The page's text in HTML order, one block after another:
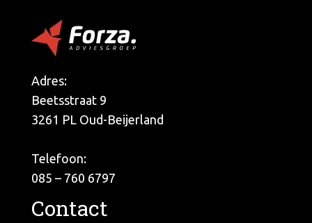
Adres:
Beetsstraat 9
3261 PL Oud-Beijerland
Telefoon:
085 – 760 6797
Contact